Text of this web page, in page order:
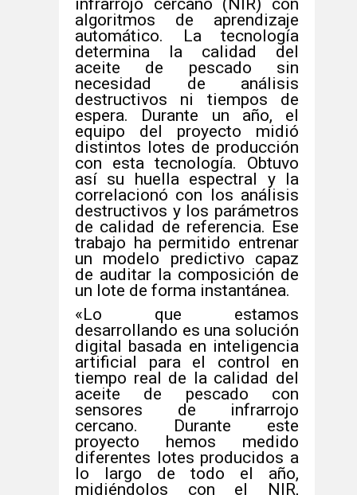
algoritmos de aprendizaje
automático. La tecnología
determina la calidad del
aceite de pescado sin
necesidad de análisis
destructivos ni tiempos de
espera. Durante un año, el
equipo del proyecto midió
distintos lotes de producción
con esta tecnología. Obtuvo
así su huella espectral y la
correlacionó con los análisis
destructivos y los parámetros
de calidad de referencia. Ese
trabajo ha permitido entrenar
un modelo predictivo capaz
de auditar la composición de
un lote de forma instantánea.
«Lo que estamos
desarrollando es una solución
digital basada en inteligencia
artificial para el control en
tiempo real de la calidad del
aceite de pescado con
sensores de infrarrojo
cercano. Durante este
proyecto hemos medido
diferentes lotes producidos a
lo largo de todo el año,
midiéndolos con el NIR,